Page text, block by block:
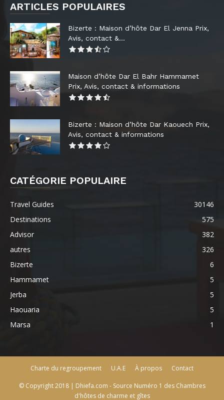
ARTICLES POPULAIRES
Bizerte : Maison d’hôte Dar El Jenna Prix,
Avis, contact &...
Maison d’hôte Dar El Bahr Hammamet
Prix, Avis, contact & informations
Bizerte : Maison d’hôte Dar Kaouech Prix,
Avis, contact & informations
CATÉGORIE POPULAIRE
Travel Guides
30146
Destinations
575
Advisor
382
autres
326
Bizerte
6
Hammamet
5
Jerba
5
Haouaria
5
Marsa
1
Charte du regroupement U.A.E À propos Contact
© Copyright 2018 | Dhiefa.com - Source Numéro 1 des Chambres
d'hôtes de charme et gîtes